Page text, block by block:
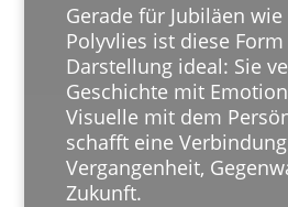
Gerade für Jubiläen
Polyvlies ist diese
Darstellung ideal: Sie
Geschichte mit
Visuelle mit dem
schafft eine
Vergangenheit,
Zukunft.